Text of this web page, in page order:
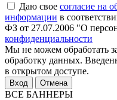
Даю свое согласие на
информации в
ФЗ от 27.07.2006 "О
конфиденциальности
Мы не можем обработать
обработку данных.
в открытом доступе.
Отмена
ВСЕ БАННЕРЫ